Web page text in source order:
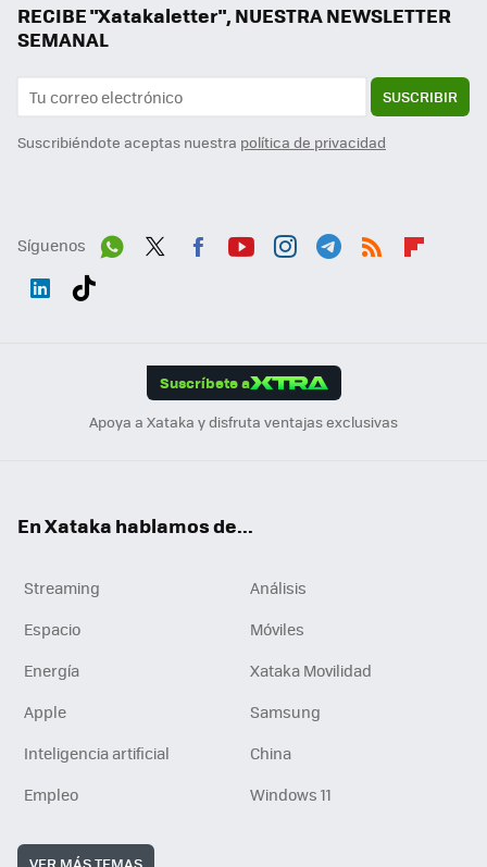
RECIBE "Xatakaletter", NUESTRA NEWSLETTER
SEMANAL
SUSCRIBIR
Suscribiéndote aceptas nuestra política de privacidad
Síguenos
Suscríbete a
Apoya a Xataka y disfruta ventajas exclusivas
En Xataka hablamos de...
Streaming
Análisis
Espacio
Móviles
Energía
Xataka Movilidad
Apple
Samsung
Inteligencia artificial
China
Empleo
Windows 11